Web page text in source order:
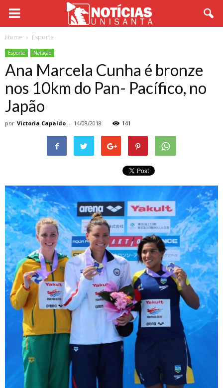
Home Esporte
Esporte Natação
Ana Marcela Cunha é bronze
nos 10km do Pan- Pacífico, no
Japão
por Victoria Capaldo - 14/08/2018 141